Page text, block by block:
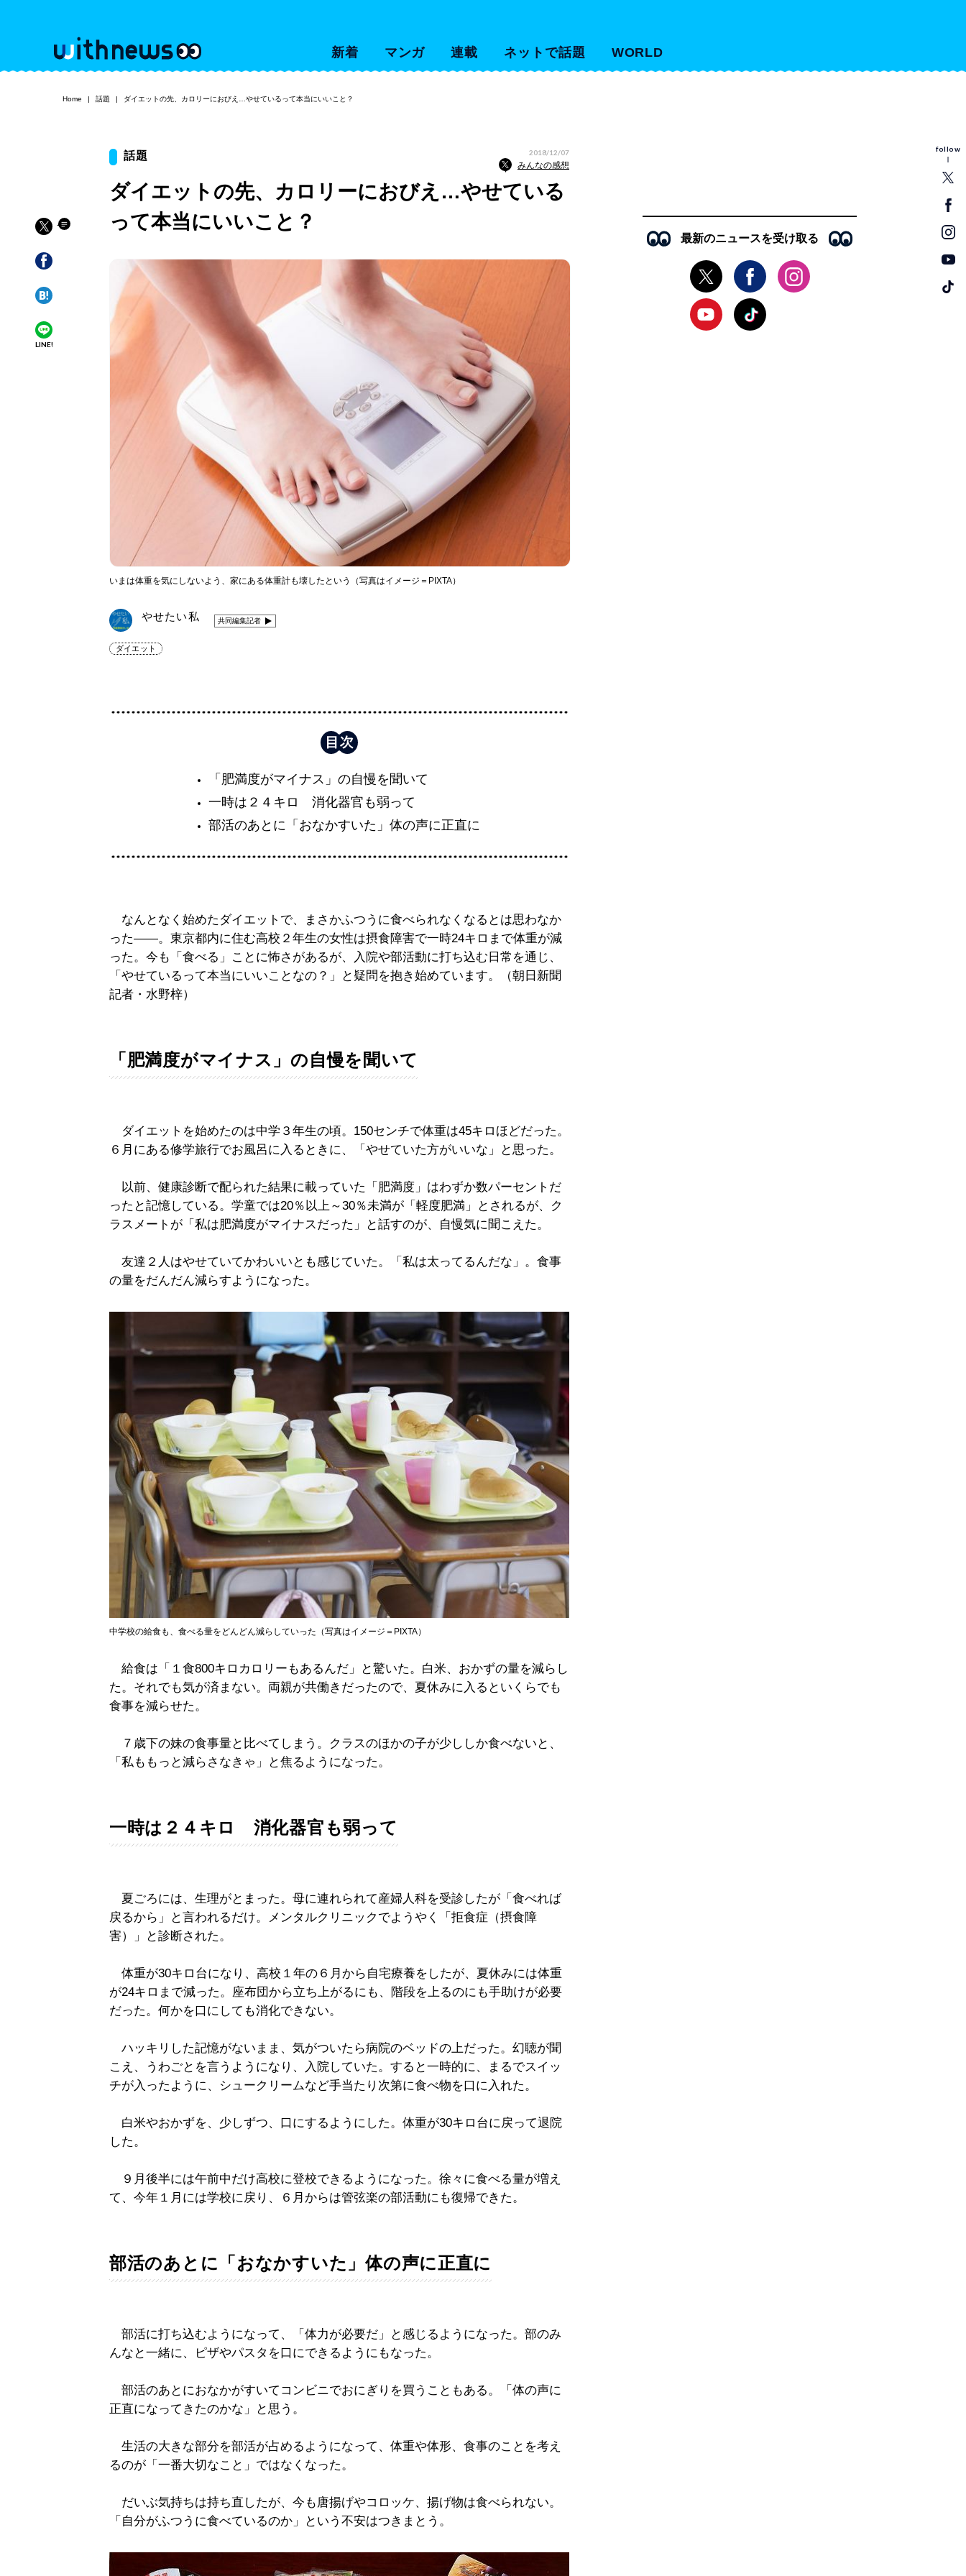
新着 マンガ 連載 ネットで話題 WORLD
follow
Home 話題 ダイエットの先、カロリーにおびえ…やせているって本当にいいこと？
LINE!
話題 2018/12/07
みんなの感想
ダイエットの先、カロリーにおびえ…やせている
って本当にいいこと？
いまは体重を気にしないよう、家にある体重計も壊したという（写真はイメージ＝PIXTA）
やせたい私 共同編集記者
ダイエット
「肥満度がマイナス」の自慢を聞いて
一時は２４キロ 消化器官も弱って
部活のあとに「おなかすいた」体の声に正直に
なんとなく始めたダイエットで、まさかふつうに食べられなくなるとは思わなか
った――。東京都内に住む高校２年生の女性は摂食障害で一時24キロまで体重が減
った。今も「食べる」ことに怖さがあるが、入院や部活動に打ち込む日常を通じ、
「やせているって本当にいいことなの？」と疑問を抱き始めています。（朝日新聞
記者・水野梓）
「肥満度がマイナス」の自慢を聞いて
ダイエットを始めたのは中学３年生の頃。150センチで体重は45キロほどだった。
６月にある修学旅行でお風呂に入るときに、「やせていた方がいいな」と思った。
以前、健康診断で配られた結果に載っていた「肥満度」はわずか数パーセントだ
ったと記憶している。学童では20％以上～30％未満が「軽度肥満」とされるが、ク
ラスメートが「私は肥満度がマイナスだった」と話すのが、自慢気に聞こえた。
友達２人はやせていてかわいいとも感じていた。「私は太ってるんだな」。食事
の量をだんだん減らすようになった。
中学校の給食も、食べる量をどんどん減らしていった（写真はイメージ＝PIXTA）
給食は「１食800キロカロリーもあるんだ」と驚いた。白米、おかずの量を減らし
た。それでも気が済まない。両親が共働きだったので、夏休みに入るといくらでも
食事を減らせた。
７歳下の妹の食事量と比べてしまう。クラスのほかの子が少ししか食べないと、
「私ももっと減らさなきゃ」と焦るようになった。
一時は２４キロ 消化器官も弱って
夏ごろには、生理がとまった。母に連れられて産婦人科を受診したが「食べれば
戻るから」と言われるだけ。メンタルクリニックでようやく「拒食症（摂食障
害）」と診断された。
体重が30キロ台になり、高校１年の６月から自宅療養をしたが、夏休みには体重
が24キロまで減った。座布団から立ち上がるにも、階段を上るのにも手助けが必要
だった。何かを口にしても消化できない。
ハッキリした記憶がないまま、気がついたら病院のベッドの上だった。幻聴が聞
こえ、うわごとを言うようになり、入院していた。すると一時的に、まるでスイッ
チが入ったように、シュークリームなど手当たり次第に食べ物を口に入れた。
白米やおかずを、少しずつ、口にするようにした。体重が30キロ台に戻って退院
した。
９月後半には午前中だけ高校に登校できるようになった。徐々に食べる量が増え
て、今年１月には学校に戻り、６月からは管弦楽の部活動にも復帰できた。
部活のあとに「おなかすいた」体の声に正直に
部活に打ち込むようになって、「体力が必要だ」と感じるようになった。部のみ
んなと一緒に、ピザやパスタを口にできるようにもなった。
部活のあとにおなかがすいてコンビニでおにぎりを買うこともある。「体の声に
正直になってきたのかな」と思う。
生活の大きな部分を部活が占めるようになって、体重や体形、食事のことを考え
るのが「一番大切なこと」ではなくなった。
だいぶ気持ちは持ち直したが、今も唐揚げやコロッケ、揚げ物は食べられない。
「自分がふつうに食べているのか」という不安はつきまとう。
最新のニュースを受け取る